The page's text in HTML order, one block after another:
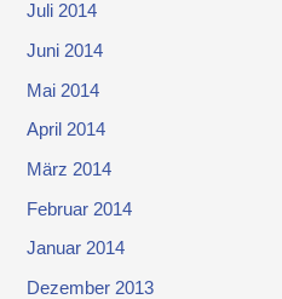
Juli 2014
Juni 2014
Mai 2014
April 2014
März 2014
Februar 2014
Januar 2014
Dezember 2013